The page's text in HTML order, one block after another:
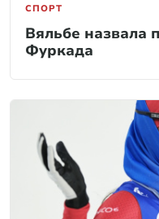
СПОРТ
Вяльбе назвала
Фуркада